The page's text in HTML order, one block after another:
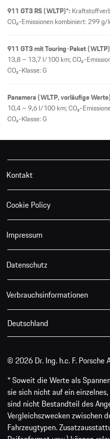
911 GT3 RS (WLTP)*:
CO₂-Emissionen kombiniert: 299 g/
911 GT3 mit Touring-Paket
13,8 – 13,7 l/100 km; CO₂-
CO₂-Klasse: G
Panamera (WLTP, vorläufige
10,4 – 9,6 l/100 km; CO₂-
CO₂-Klasse: G
Kontakt
Cookie Policy
Impressum
Datenschutz
Verbrauchsinformationen
Deutschland
© 2026 Dr. Ing. h.c. F. Porsche
* Soweit die Werte als
sie sich nicht auf ein
sind nicht Bestandteil des
Vergleichszwecken zwischen
Fahrzeugtypen.